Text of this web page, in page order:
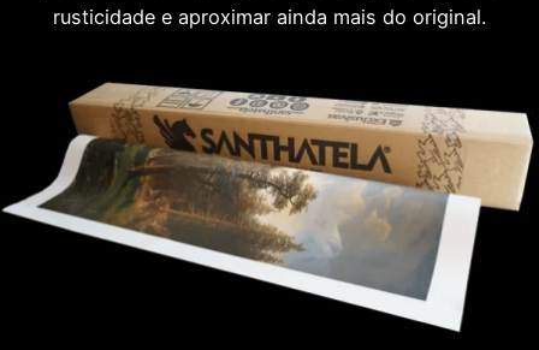
rusticidade e aproximar ainda mais do original.